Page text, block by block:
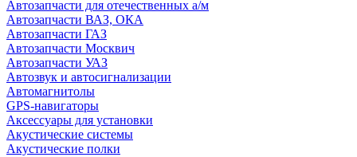
Автозапчасти для отечественных а/м
Автозапчасти ВАЗ, ОКА
Автозапчасти ГАЗ
Автозапчасти Москвич
Автозапчасти УАЗ
Автозвук и автосигнализации
Автомагнитолы
GPS-навигаторы
Аксессуары для установки
Акустические системы
Акустические полки